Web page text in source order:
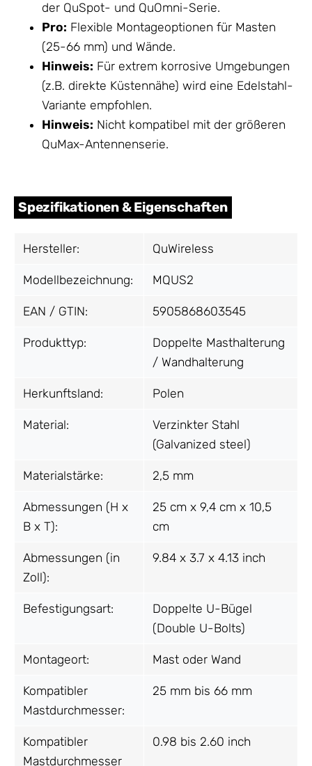
der QuSpot- und QuOmni-Serie.
Pro: Flexible Montageoptionen für Masten
(25-66 mm) und Wände.
Hinweis: Für extrem korrosive Umgebungen
(z.B. direkte Küstennähe) wird eine Edelstahl-
Variante empfohlen.
Hinweis: Nicht kompatibel mit der größeren
QuMax-Antennenserie.
Spezifikationen & Eigenschaften
Hersteller: QuWireless
Modellbezeichnung: MQUS2
EAN / GTIN: 5905868603545
Produkttyp:
Doppelte Masthalterung
/ Wandhalterung
Herkunftsland: Polen
Material:
Verzinkter Stahl
(Galvanized steel)
Materialstärke: 2,5 mm
Abmessungen (H x
B x T):
25 cm x 9,4 cm x 10,5
cm
Abmessungen (in
Zoll):
9.84 x 3.7 x 4.13 inch
Befestigungsart:
Doppelte U-Bügel
(Double U-Bolts)
Montageort: Mast oder Wand
Kompatibler
Mastdurchmesser:
25 mm bis 66 mm
Kompatibler
Mastdurchmesser
0.98 bis 2.60 inch